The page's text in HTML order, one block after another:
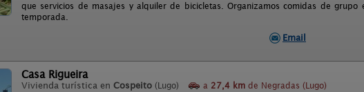
que servicios de masajes y alquiler de bicicletas. Organizamos comidas de
temporada.
Email
Casa Rigueira
Vivienda turística en Cospeito (Lugo) a 27,4 km de Negradas (Lugo)